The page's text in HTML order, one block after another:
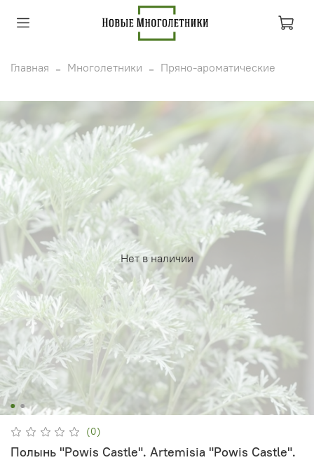
Главная Многолетники Пряно-ароматические
Нет в наличии
(0)
Полынь "Powis Castle". Artemisia "Powis Castle".